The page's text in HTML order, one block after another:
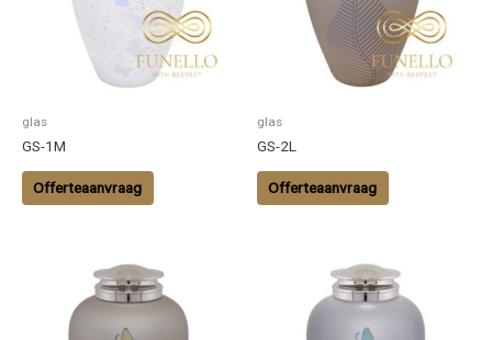
glas
GS-1M
Offerteaanvraag
glas
GS-2L
Offerteaanvraag